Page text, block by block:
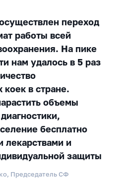
переход
работы всей
На пике
нам удалось в 5 раз
в стране.
объемы
бесплатно
и
защиты
Председатель СФ